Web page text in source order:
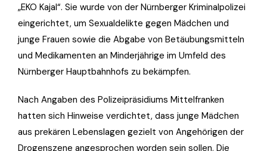
„EKO Kajal“. Sie wurde von der Nürnberger Kriminalpolizei
eingerichtet, um Sexualdelikte gegen Mädchen und
junge Frauen sowie die Abgabe von Betäubungsmitteln
und Medikamenten an Minderjährige im Umfeld des
Nürnberger Hauptbahnhofs zu bekämpfen.
Nach Angaben des Polizeipräsidiums Mittelfranken
hatten sich Hinweise verdichtet, dass junge Mädchen
aus prekären Lebenslagen gezielt von Angehörigen der
Drogenszene angesprochen worden sein sollen. Die